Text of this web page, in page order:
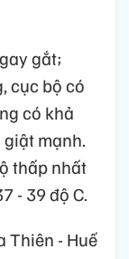
gắt;
cục bộ có
có khả
giật mạnh.
thấp nhất
- 39 độ C.
Thiên - Huế